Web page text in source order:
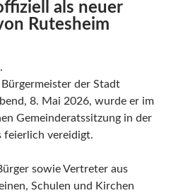
als neuer
Rutesheim
der Stadt
8. Mai 2026, wurde er im
Gemeinderatssitzung in der
feierlich vereidigt.
sowie Vertreter aus
Schulen und Kirchen